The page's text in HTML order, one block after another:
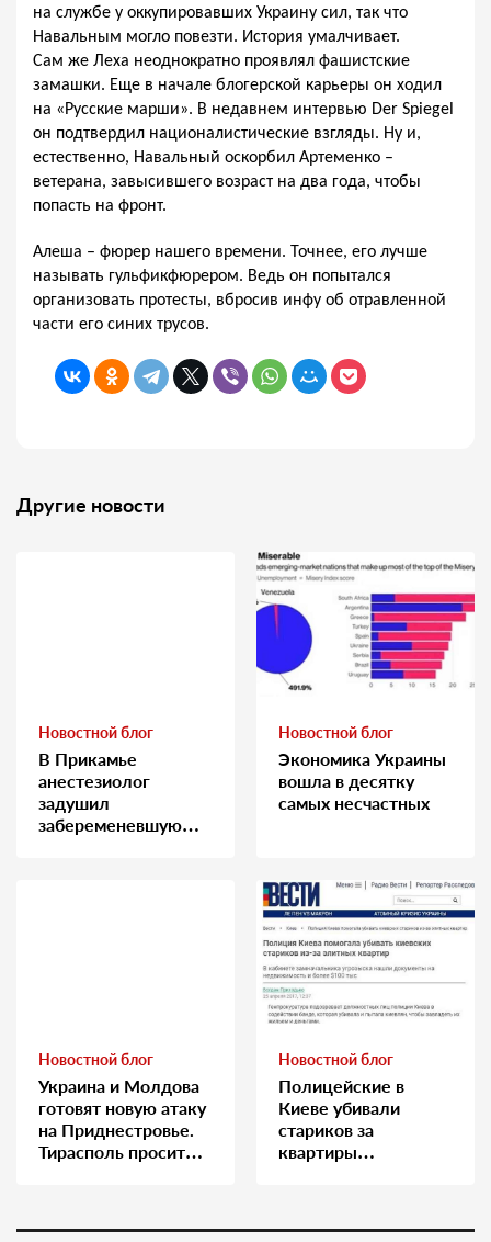
на службе у оккупировавших Украину сил, так что
Навальным могло повезти. История умалчивает.
Сам же Леха неоднократно проявлял фашистские
замашки. Еще в начале блогерской карьеры он ходил
на «Русские марши». В недавнем интервью Der Spiegel
он подтвердил националистические взгляды. Ну и,
естественно, Навальный оскорбил Артеменко –
ветерана, завысившего возраст на два года, чтобы
попасть на фронт.
Алеша – фюрер нашего времени. Точнее, его лучше
называть гульфикфюрером. Ведь он попытался
организовать протесты, вбросив инфу об отравленной
части его синих трусов.
Другие новости
Новостной блог
В Прикамье
анестезиолог
задушил
забеременевшую
Новостной блог
Экономика Украины
вошла в десятку
самых несчастных
Новостной блог
Украина и Молдова
готовят новую атаку
на Приднестровье.
Тирасполь просит
Новостной блог
Полицейские в
Киеве убивали
стариков за
квартиры…